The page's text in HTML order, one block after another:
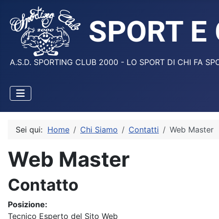
A.S.D. SPORTING CLUB 2000 - LO SPORT DI CHI FA
Sei qui: Home Chi Siamo Contatti Web Master
Web Master
Contatto
Posizione:
Tecnico Esperto del Sito Web